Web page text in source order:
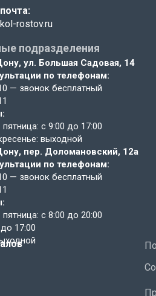
rostov.ru
подразделения
ул. Большая Садовая, 14
по телефонам:
— звонок бесплатный
с 9:00 до 17:00
выходной
пер. Доломановский, 12а
по телефонам:
— звонок бесплатный
с 8:00 до 20:00
17:00